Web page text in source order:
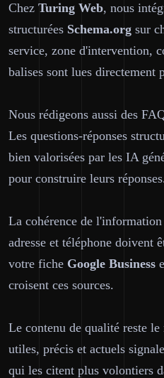
Chez Turing Web, nous
structurées Schema.org sur
service, zone d'intervention,
balises sont lues directement
Nous rédigeons aussi des
Les questions-réponses
bien valorisées par les IA
pour construire leurs
La cohérence de
adresse et téléphone doivent
votre fiche Google Business
croisent ces sources.
Le contenu de qualité reste
utiles, précis et actuels
qui les citent plus volontiers